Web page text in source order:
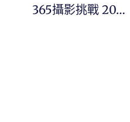
365攝影挑戰 20260210(二)041/365 Day3694